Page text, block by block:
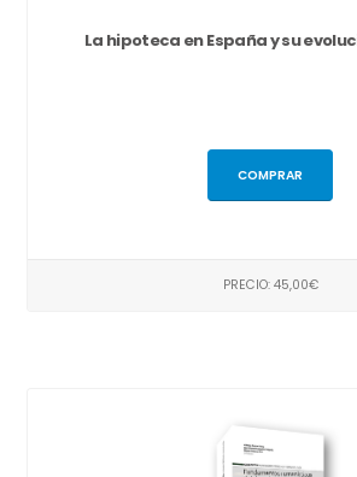
La hipoteca en España y su
COMPRAR
PRECIO: 45,00€